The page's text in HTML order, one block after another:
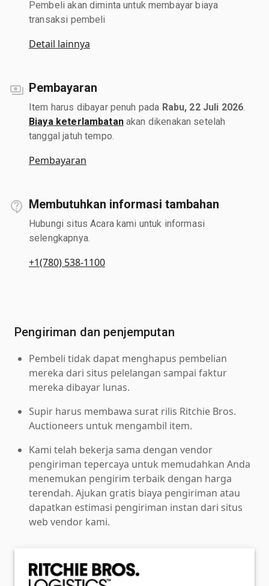
Pembeli akan diminta untuk membayar biaya
transaksi pembeli
Detail lainnya
Pembayaran
Item harus dibayar penuh pada Rabu, 22 Juli 2026
Biaya keterlambatanakan dikenakan setelah
tanggal jatuh tempo.
Pembayaran
Membutuhkan informasi tambahan
Hubungi situs Acara kami untuk informasi
selengkapnya.
+1(780) 538-1100
Pengiriman dan penjemputan
Pembeli tidak dapat menghapus pembelian
mereka dari situs pelelangan sampai faktur
mereka dibayar lunas.
Supir harus membawa surat rilis Ritchie Bros.
Auctioneers untuk mengambil item.
Kami telah bekerja sama dengan vendor
pengiriman tepercaya untuk memudahkan Anda
menemukan pengirim terbaik dengan harga
terendah. Ajukan gratis biaya pengiriman atau
dapatkan estimasi pengiriman instan dari situs
web vendor kami.